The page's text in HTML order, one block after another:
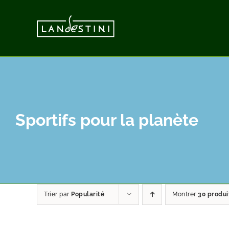
Sportifs pour la planète
Trier par Popularité Montrer 30